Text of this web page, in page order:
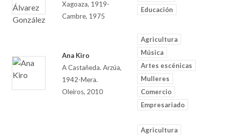
Xagoaza, 1919-
Cambre, 1975
Educación
Ana Kiro
A Castañeda. Arzúa,
1942-Mera.
Oleiros, 2010
Agricultura
Música
Artes escénicas
Mulleres
Comercio
Empresariado
Agricultura